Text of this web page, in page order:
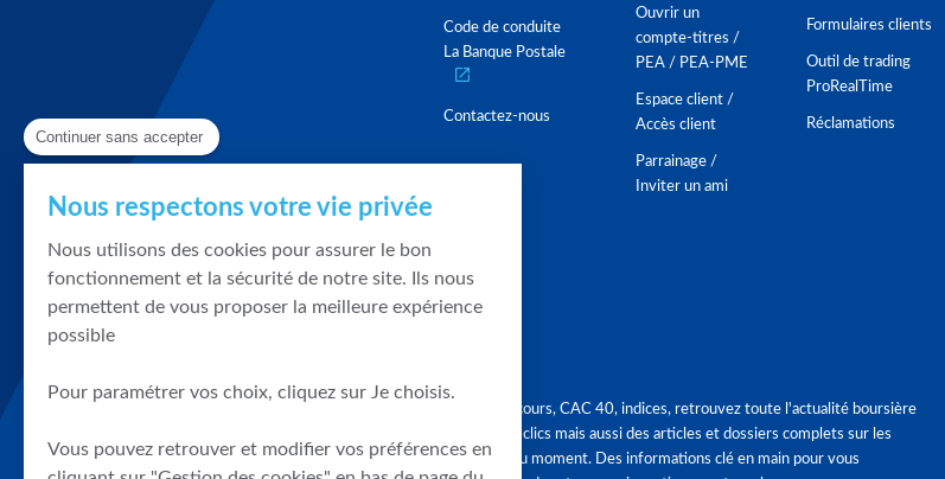
Code de conduite
La Banque Postale
Contactez-nous
Ouvrir un
compte-titres /
PEA / PEA-PME
Espace client /
Accès client
Parrainage /
Inviter un ami
Formulaires clients
Outil de trading
ProRealTime
Réclamations
Graphique, cours, CAC 40, indices, retrouvez toute l'actualité boursière
en quelques clics mais aussi des articles et dossiers complets sur les
tendances du moment. Des informations clé en main pour vous
Continuer sans accepter
Nous respectons votre vie privée
Nous utilisons des cookies pour assurer le bon
fonctionnement et la sécurité de notre site. Ils nous
permettent de vous proposer la meilleure expérience
possible
Pour paramétrer vos choix, cliquez sur Je choisis.
Vous pouvez retrouver et modifier vos préférences en